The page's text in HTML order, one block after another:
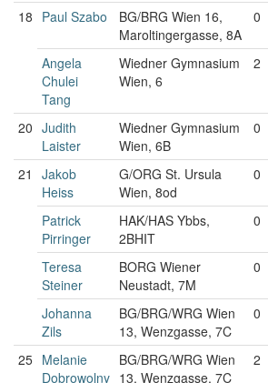
18 Paul Szabo
BG/BRG Wien 16,
Maroltingergasse, 8A
0
Angela
Chulei
Tang
Wiedner Gymnasium
Wien, 6
2
20 Judith
Laister
Wiedner Gymnasium
Wien, 6B
0
21
Jakob
Heiss
G/ORG St. Ursula
Wien, 8od
0
Patrick
Pirringer
HAK/HAS Ybbs,
2BHIT
0
Teresa
Steiner
BORG Wiener
Neustadt, 7M
0
Johanna
Zils
BG/BRG/WRG Wien
13, Wenzgasse, 7C
0
25 Melanie
Dobrowolny
BG/BRG/WRG Wien
13, Wenzgasse, 7C
2